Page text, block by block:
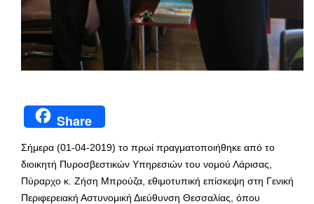
Share
Σήμερα (01-04-2019) το πρωί πραγματοποιήθηκε από το
διοικητή Πυροσβεστικών Υπηρεσιών του νομού Λάρισας,
Πύραρχο κ. Ζήση Μπρούζα, εθιμοτυπική επίσκεψη στη Γενική
Περιφερειακή Αστυνομική Διεύθυνση Θεσσαλίας, όπου